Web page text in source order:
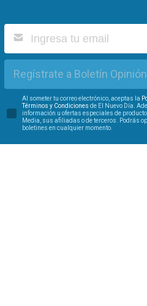
Regístrate a Boletín Opinión
Al someter tu correo electrónico, aceptas la
Términos y Condiciones de El Nuevo Día.
información u ofertas especiales de
Media, sus afiliadas o de terceros. Podrás
boletines en cualquier momento.